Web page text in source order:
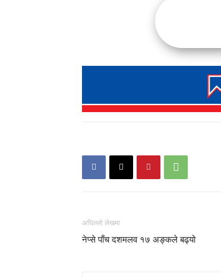
अघिल्लो लेखमा
नेप्से पाँच दशमलव १७ अङ्कले बढ्यो